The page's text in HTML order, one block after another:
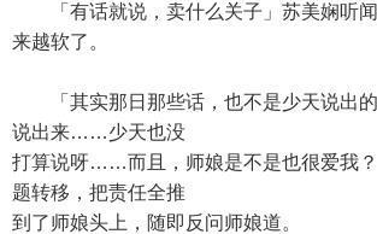
「有话就说，卖什么关子」苏美娴听闻
来越软了。
「其实那日那些话，也不是少天说出的
说出来……少天也没
打算说呀……而且，师娘是不是也很爱我
题转移，把责任全推
到了师娘头上，随即反问师娘道。